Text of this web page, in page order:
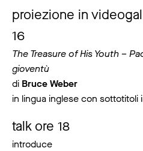
proiezione in
16
The Treasure of His Youth –
gioventù
di Bruce Weber
in lingua inglese con sottotitoli
talk ore 18
introduce